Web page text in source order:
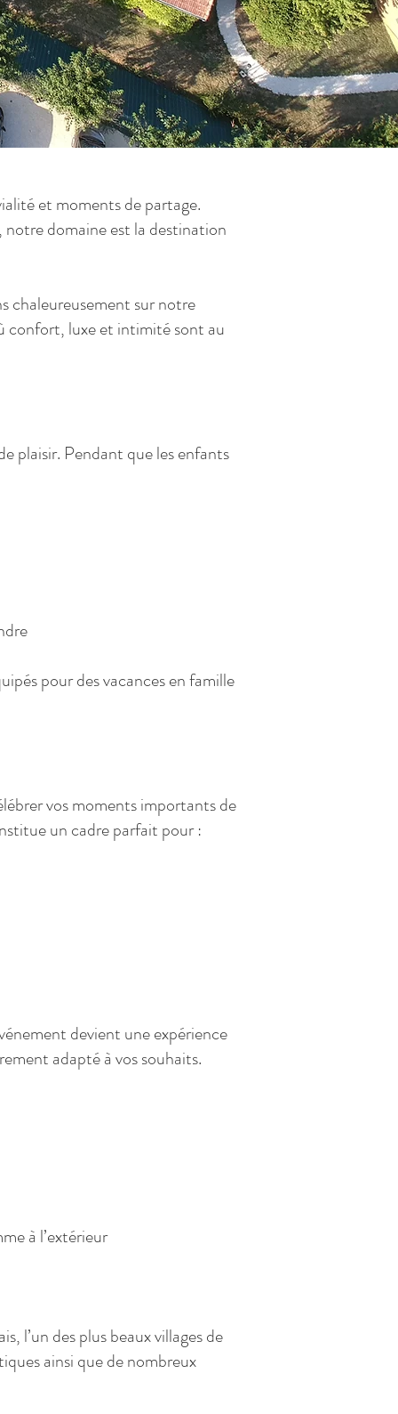
et moments de partage.
domaine est la destination
chaleureusement sur notre
confort, luxe et intimité sont au
plaisir. Pendant que les enfants
pour des vacances en famille
vos moments importants de
un cadre parfait pour :
devient une expérience
adapté à vos souhaits.
à l’extérieur
l’un des plus beaux villages de
ainsi que de nombreux